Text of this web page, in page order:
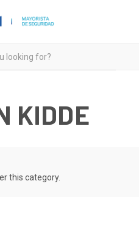
KIDDE
this category.